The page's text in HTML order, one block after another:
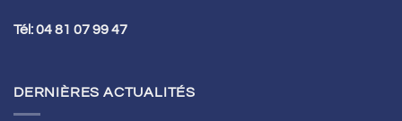
Tél:04 81 07 99 47
DERNIÈRES ACTUALITÉS